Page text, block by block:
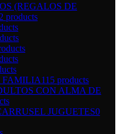
(REGALOS DE
products
FAMILIA115 products
CON ALMA DE
JUGUETES0